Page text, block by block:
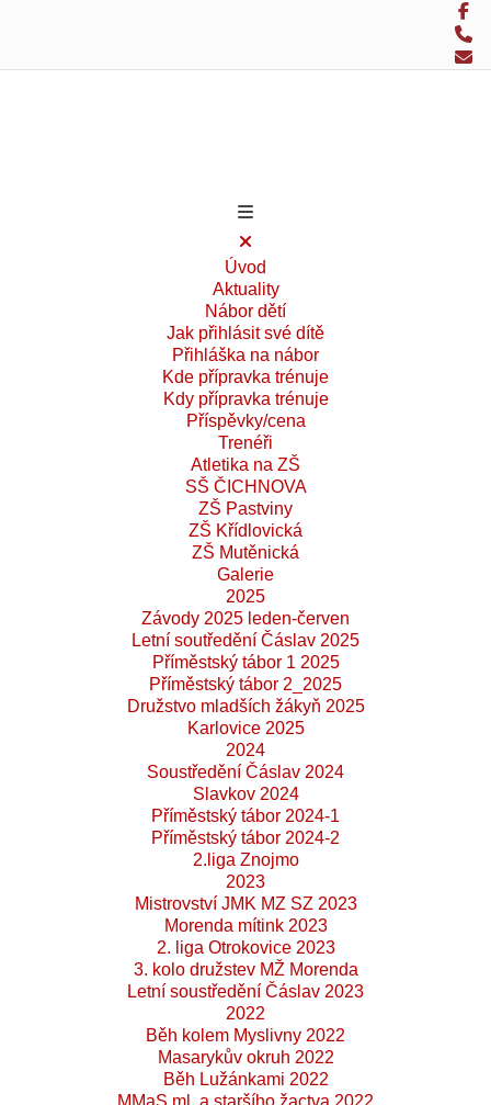
Úvod
Aktuality
Nábor dětí
Jak přihlásit své dítě
Přihláška na nábor
Kde přípravka trénuje
Kdy přípravka trénuje
Příspěvky/cena
Trenéři
Atletika na ZŠ
SŠ ČICHNOVA
ZŠ Pastviny
ZŠ Křídlovická
ZŠ Mutěnická
Galerie
2025
Závody 2025 leden-červen
Letní soutředění Čáslav 2025
Příměstský tábor 1 2025
Příměstský tábor 2_2025
Družstvo mladších žákyň 2025
Karlovice 2025
2024
Soustředění Čáslav 2024
Slavkov 2024
Příměstský tábor 2024-1
Příměstský tábor 2024-2
2.liga Znojmo
2023
Mistrovství JMK MZ SZ 2023
Morenda mítink 2023
2. liga Otrokovice 2023
3. kolo družstev MŽ Morenda
Letní soustředění Čáslav 2023
2022
Běh kolem Myslivny 2022
Masarykův okruh 2022
Běh Lužánkami 2022
MMaS ml. a staršího žactva 2022